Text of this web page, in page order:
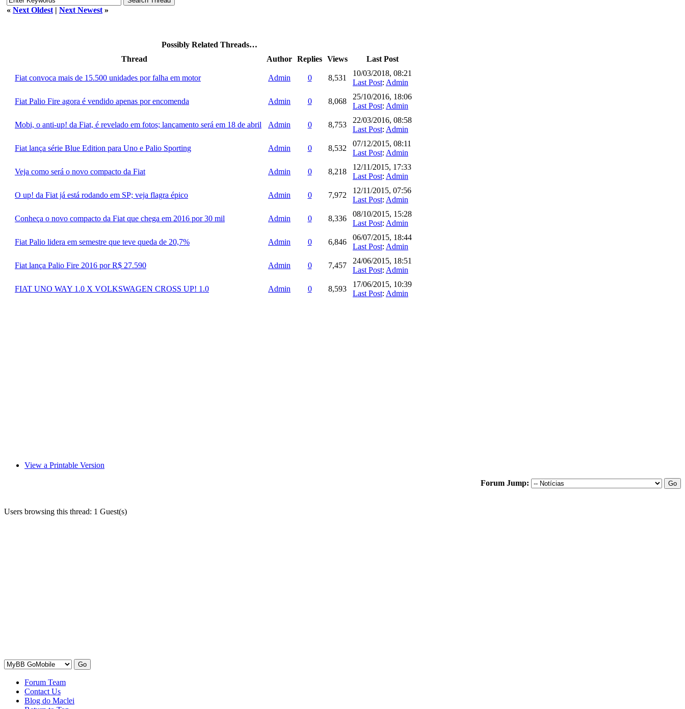
« Next Oldest | Next Newest »
Possibly Related Threads…
Thread
Author Replies Views Last Post
Fiat convoca mais de 15.500 unidades por falha em motor Admin 0 8,531
10/03/2018, 08:21
Last Post: Admin
Fiat Palio Fire agora é vendido apenas por encomenda Admin 0 8,068
25/10/2016, 18:06
Last Post: Admin
Mobi, o anti-up! da Fiat, é revelado em fotos; lançamento será em 18 de abril Admin 0 8,753
22/03/2016, 08:58
Last Post: Admin
Fiat lança série Blue Edition para Uno e Palio Sporting Admin 0 8,532
07/12/2015, 08:11
Last Post: Admin
Veja como será o novo compacto da Fiat Admin 0 8,218
12/11/2015, 17:33
Last Post: Admin
O up! da Fiat já está rodando em SP; veja flagra épico Admin 0 7,972
12/11/2015, 07:56
Last Post: Admin
Conheça o novo compacto da Fiat que chega em 2016 por 30 mil Admin 0 8,336
08/10/2015, 15:28
Last Post: Admin
Fiat Palio lidera em semestre que teve queda de 20,7% Admin 0 6,846
06/07/2015, 18:44
Last Post: Admin
Fiat lança Palio Fire 2016 por R$ 27.590 Admin 0 7,457
24/06/2015, 18:51
Last Post: Admin
FIAT UNO WAY 1.0 X VOLKSWAGEN CROSS UP! 1.0 Admin 0 8,593
17/06/2015, 10:39
Last Post: Admin
View a Printable Version
Forum Jump:
Users browsing this thread: 1 Guest(s)
Forum Team
Contact Us
Blog do Maclei